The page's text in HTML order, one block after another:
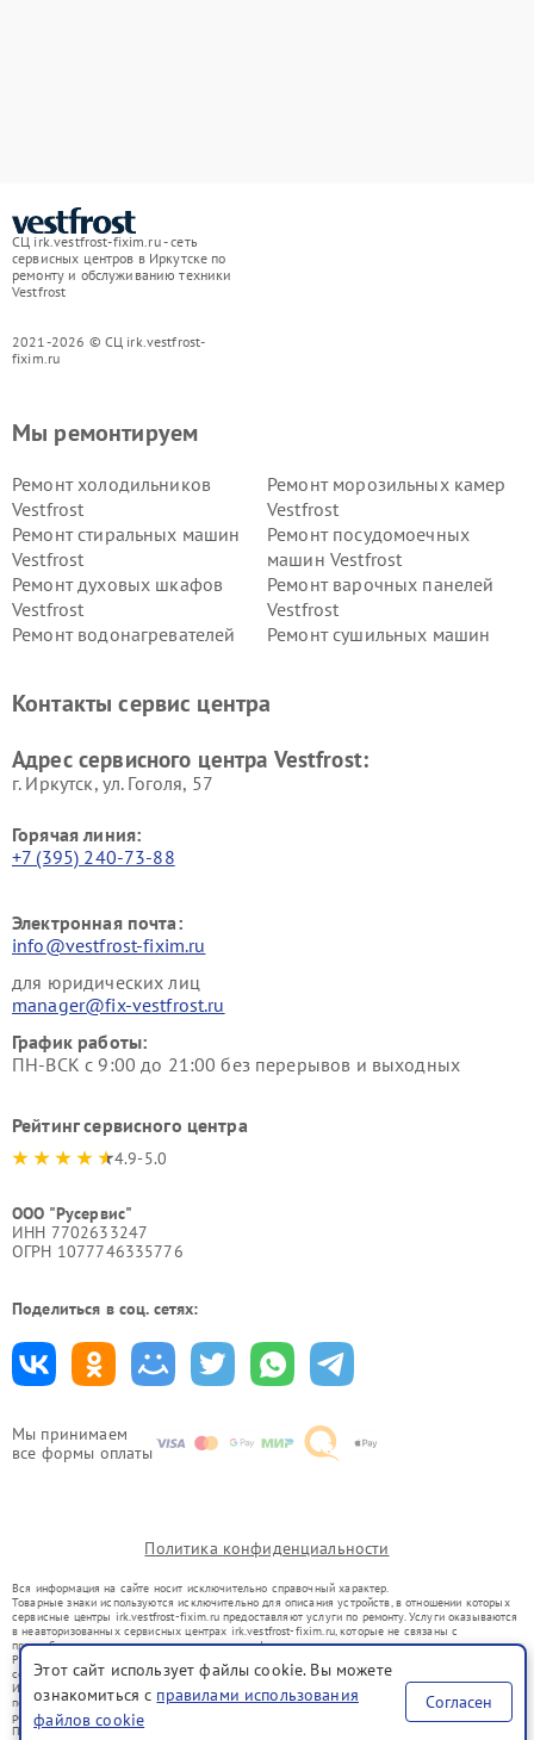
СЦ irk.vestfrost-fixim.ru - сеть
сервисных центров в Иркутске по
ремонту и обслуживанию техники
Vestfrost
2021-2026 © СЦ irk.vestfrost-
fixim.ru
Мы принимаем
все формы оплаты
Мы ремонтируем
Ремонт холодильников
Vestfrost
Ремонт морозильных камер
Vestfrost
Ремонт стиральных машин
Vestfrost
Ремонт посудомоечных
машин Vestfrost
Ремонт духовых шкафов
Vestfrost
Ремонт варочных панелей
Vestfrost
Ремонт водонагревателей
Ремонт сушильных машин
Vestfrost
Контакты сервис центра
Адрес сервисного центра Vestfrost:
г. Иркутск, ул. ​Гоголя, 57
Горячая линия:
+7 (395) 240-73-88
Электронная почта:
info@vestfrost-fixim.ru
для юридических лиц
manager@fix-vestfrost.ru
График работы:
ПН-ВСК с 9:00 до 21:00 без перерывов и выходных
Рейтинг сервисного центра
4.9-5.0
ООО "Русервис"
ИНН 7702633247
ОГРН 1077746335776
Поделиться в соц. сетях:
Политика конфиденциальности
Вся информация на сайте носит исключительно справочный характер.
Товарные знаки используются исключительно для описания устройств, в отношении которых
сервисные центры irk.vestfrost-fixim.ru предоставляют услуги по ремонту. Услуги оказываются
в неавторизованных сервисных центрах irk.vestfrost-fixim.ru, которые не связаны с
правообладателями товарных знаков или их официальными представителями.
Ремонт осуществляется для устройств, уже введенных в гражданский оборот в соответствии
со статьей 1487 ГК РФ.
Использование товарных знаков не преследует цели индивидуализации услуг или введения
потребителей в заблуждение, а служит для информирования о предоставляемых услугах по
ремонту техники указанных брендов.
Представленная на сайте информация не является публичной офертой, определяемой
Этот сайт использует файлы cookie. Вы можете
ознакомиться с правилами использования
файлов cookie
Согласен